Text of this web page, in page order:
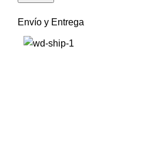
Envío y Entrega